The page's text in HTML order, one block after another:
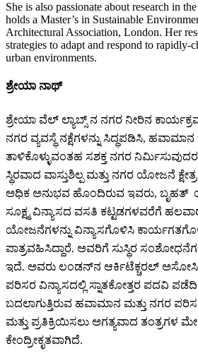
She is also passionate about research in
holds a Master’s in Sustainable
Architectural Association, London. Her
strategies to adapt and respond to rapidly-
urban environments.
ಶ್ರೇಯಾ ನಾಥ್
ಶ್ರೇಯಾ ವೆಲ್ ಲ್ಯಾಬ್ಸ್ ನ ನಗರ ನೀರಿನ
ನಗರ ವ್ಯವಸ್ಥೆ ನಕ್ಷೆಗಳನ್ನು ಸಿದ್ಧಪಡಿಸಿ,
ತಾಳಿಕೊಳ್ಳುವಂತಹ ಸಶಕ್ತ ನಗರ
ಸ್ಥಿರವಾದ ವಾಸ್ತುಶಿಲ್ಪ ಮತ್ತು ನಗರ ಯೋಜನೆ
ಅಧಿಕ ಅನುಭವ ಹೊಂದಿರುವ ಇವರು,
ಸೂಕ್ಷ್ಮ ವಿನ್ಯಾಸದ ವಸತಿ ಕಟ್ಟಡಗಳವರೆಗೆ
ಯೋಜನೆಗಳನ್ನು ವಿನ್ಯಾಸಗೊಳಿಸಿ
ಪಾತ್ರವಹಿಸಿದ್ದಾರೆ. ಅವರಿಗೆ ಸುಸ್ಥಿರ
ಇದೆ. ಅವರು ಲಂಡನ್‌ನ ಆರ್ಕಿಟೆಕ್ಚರಲ್
ಪರಿಸರ ವಿನ್ಯಾಸದಲ್ಲಿ ಸ್ನಾತಕೋತ್ತರ ಪದವಿ
ಬದಲಾಗುತ್ತಿರುವ ಹವಾಮಾನ ಮತ್ತು ನಗರ
ಮತ್ತು ಪ್ರತಿಕ್ರಿಯಿಸಲು ಅಗತ್ಯವಾದ ತಂತ್ರಗಳ
ಕೇಂದ್ರೀಕೃತವಾಗಿದೆ.